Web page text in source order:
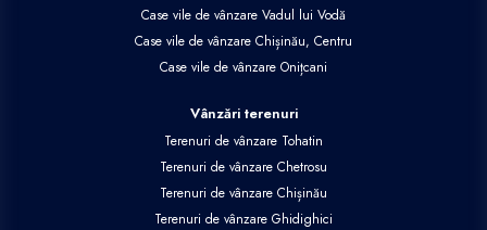
Case vile de vânzare Vadul lui Vodă
Case vile de vânzare Chișinău, Centru
Case vile de vânzare Onițcani
Vânzări terenuri
Terenuri de vânzare Tohatin
Terenuri de vânzare Chetrosu
Terenuri de vânzare Chișinău
Terenuri de vânzare Ghidighici